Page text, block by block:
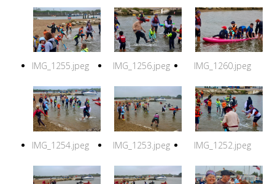
IMG_1255.jpeg IMG_1256.jpeg IMG_1260.jpeg
IMG_1254.jpeg IMG_1253.jpeg IMG_1252.jpeg